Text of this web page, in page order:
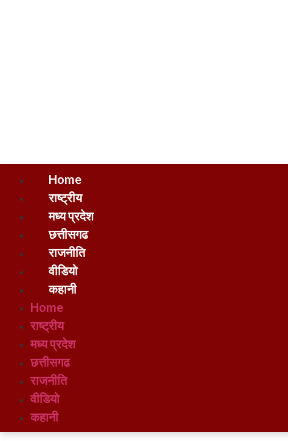
Home
राष्ट्रीय
मध्य प्रदेश
छत्तीसगढ
राजनीति
वीडियो
कहानी
Home
राष्ट्रीय
मध्य प्रदेश
छत्तीसगढ
राजनीति
वीडियो
कहानी